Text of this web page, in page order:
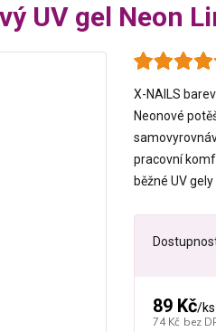
UV gel Neon
X-NAILS
Neonové
pracovní
běžné UV
89 Kč/ks
74 Kč bez